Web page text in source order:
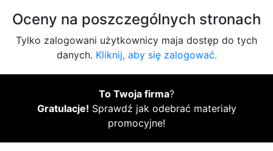
Oceny na poszczególnych stronach
Tylko zalogowani użytkownicy maja dostęp do tych
danych. Kliknij, aby się zalogować.
To Twoja firma?
Gratulacje! Sprawdź jak odebrać materiały
promocyjne!